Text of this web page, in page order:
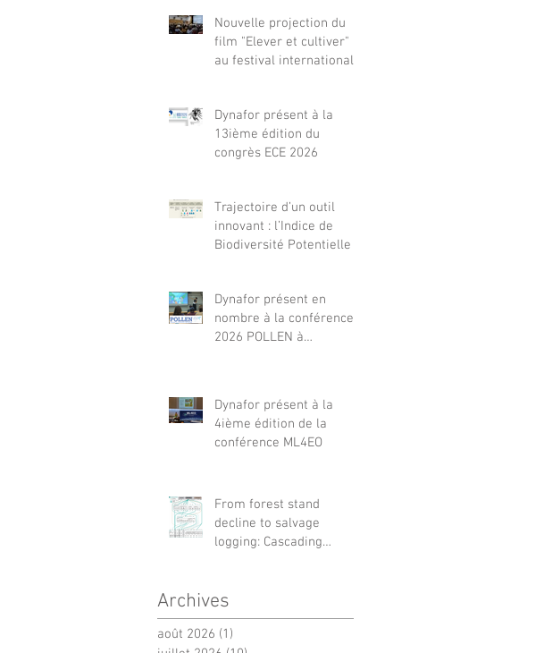
Nouvelle projection du
film "Elever et cultiver"
au festival international
2026
Dynafor présent à la
13ième édition du
congrès ECE 2026
Trajectoire d’un outil
innovant : l’Indice de
Biodiversité Potentielle
Dynafor présent en
nombre à la conférence
2026 POLLEN à
Dynafor présent à la
4ième édition de la
conférence ML4EO
From forest stand
decline to salvage
logging: Cascading
Archives
août 2026 (1)